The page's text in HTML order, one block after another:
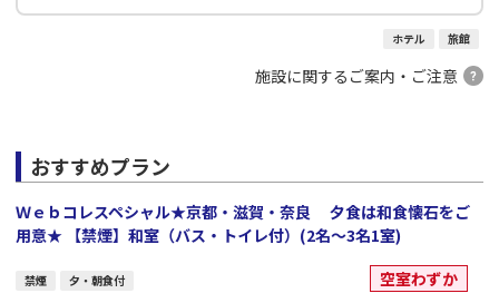
ホテル 旅館
施設に関するご案内・ご注意
おすすめプラン
Ｗｅｂコレスペシャル★京都・滋賀・奈良 夕食は和食懐石をご
用意★ 【禁煙】和室（バス・トイレ付）(2名～3名1室)
禁煙 夕・朝食付 空室わずか